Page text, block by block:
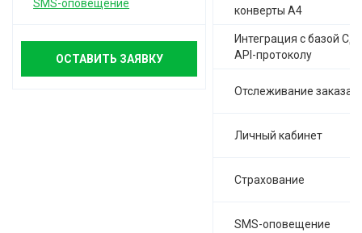
SMS-оповещение
ОСТАВИТЬ ЗАЯВКУ
конверты А4
Интеграция с базой
API-протоколу
Отслеживание заказа
Личный кабинет
Страхование
SMS-оповещение